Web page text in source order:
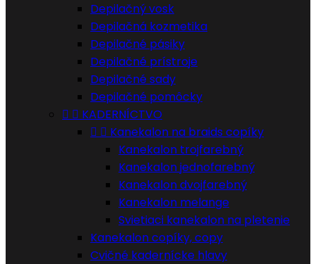
Depilačný vosk
Depilačná kozmetika
Depilačné pásiky
Depilačné prístroje
Depilačné sady
Depilačné pomôcky
  KADERNÍCTVO
  Kanekalon na braids copíky
Kanekalon trojfarebný
Kanekalon jednofarebný
Kanekalon dvojfarebný
Kanekalon melange
Svietiaci kanekalon na pletenie
Kanekalon copíky, copy
Cvičné kadernícke hlavy